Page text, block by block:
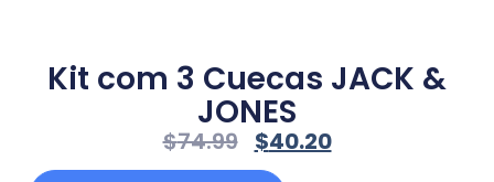
Kit com 3 Cuecas JACK &
JONES
$74.99 $40.20